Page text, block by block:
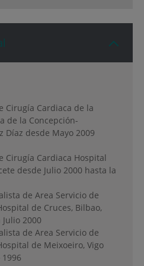
Cirugía Cardiaca de la
de la Concepción-
Díaz desde Mayo 2009
Cirugía Cardiaca Hospital
desde Julio 2000 hasta la
de Area Servicio de
de Cruces, Bilbao,
2000
de Area Servicio de
de Meixoeiro, Vigo